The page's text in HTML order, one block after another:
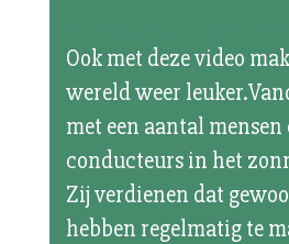
Ook met deze video
wereld weer
met een aantal mensen
conducteurs in het
Zij verdienen dat
hebben regelmatig te